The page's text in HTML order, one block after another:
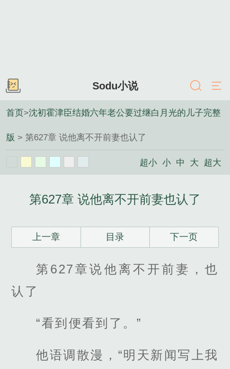
Sodu小说
首页>沈初霍津臣结婚六年老公要过继白月光的儿子完整
版 > 第627章 说他离不开前妻也认了
超小 小 中 大 超大
第627章 说他离不开前妻也认了
上一章 目录 下一页
第627章说他离不开前妻，也
认了
“看到便看到了。”
他语调散漫，“明天新闻写上我